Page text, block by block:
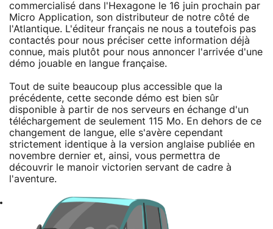
commercialisé dans l'Hexagone le 16 juin prochain par
Micro Application, son distributeur de notre côté de
l'Atlantique. L'éditeur français ne nous a toutefois pas
contactés pour nous préciser cette information déjà
connue, mais plutôt pour nous annoncer l'arrivée d'une
démo jouable en langue française.
Tout de suite beaucoup plus accessible que la
précédente, cette seconde démo est bien sûr
disponible à partir de nos serveurs en échange d'un
téléchargement de seulement 115 Mo. En dehors de ce
changement de langue, elle s'avère cependant
strictement identique à la version anglaise publiée en
novembre dernier et, ainsi, vous permettra de
découvrir le manoir victorien servant de cadre à
l'aventure.